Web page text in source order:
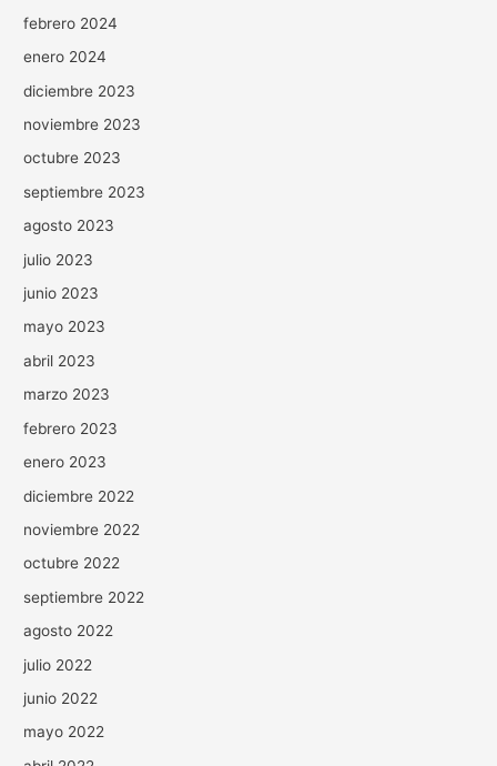
febrero 2024
enero 2024
diciembre 2023
noviembre 2023
octubre 2023
septiembre 2023
agosto 2023
julio 2023
junio 2023
mayo 2023
abril 2023
marzo 2023
febrero 2023
enero 2023
diciembre 2022
noviembre 2022
octubre 2022
septiembre 2022
agosto 2022
julio 2022
junio 2022
mayo 2022